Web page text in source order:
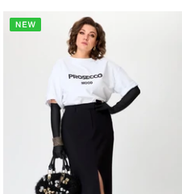
акции и горячие